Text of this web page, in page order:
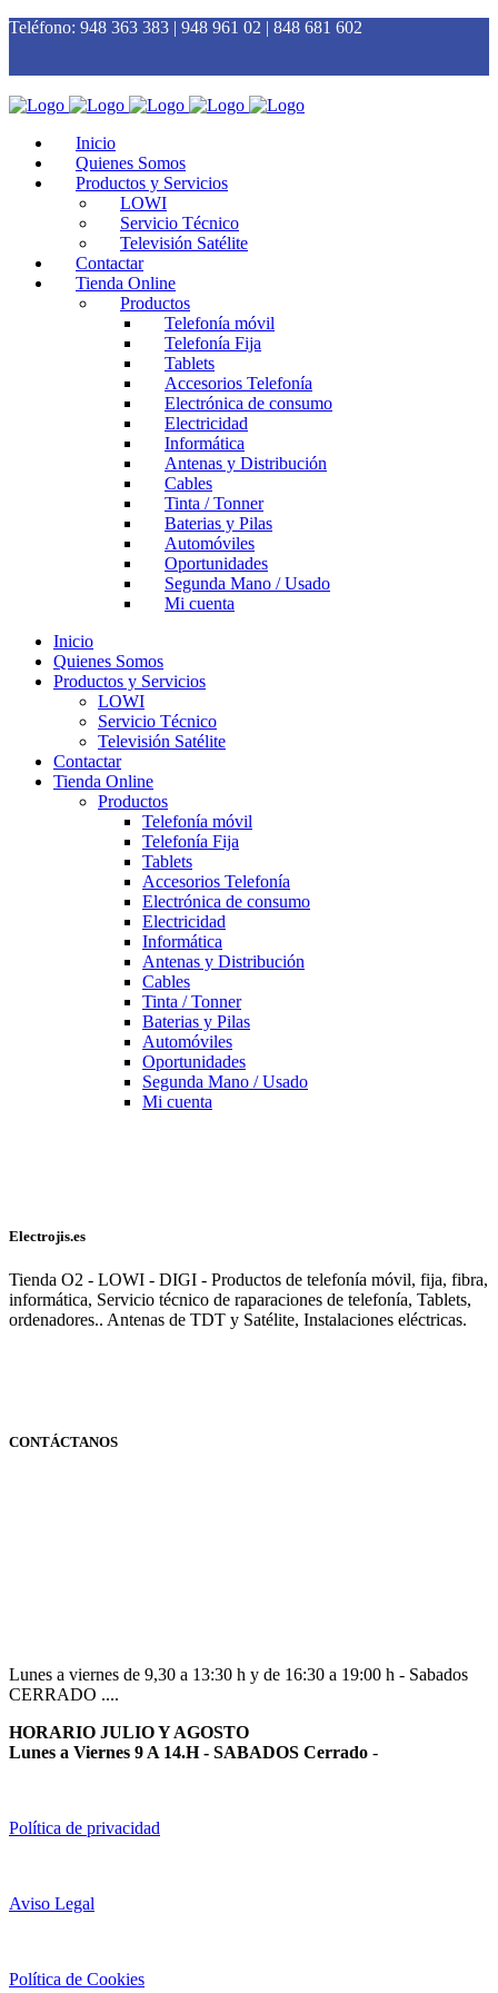
Teléfono: 948 363 383 | 948 961 02 | 848 681 602
Inicio
Quienes Somos
Productos y Servicios
LOWI
Servicio Técnico
Televisión Satélite
Contactar
Tienda Online
Productos
Telefonía móvil
Telefonía Fija
Tablets
Accesorios Telefonía
Electrónica de consumo
Electricidad
Informática
Antenas y Distribución
Cables
Tinta / Tonner
Baterias y Pilas
Automóviles
Oportunidades
Segunda Mano / Usado
Mi cuenta
Inicio
Quienes Somos
Productos y Servicios
LOWI
Servicio Técnico
Televisión Satélite
Contactar
Tienda Online
Productos
Telefonía móvil
Telefonía Fija
Tablets
Accesorios Telefonía
Electrónica de consumo
Electricidad
Informática
Antenas y Distribución
Cables
Tinta / Tonner
Baterias y Pilas
Automóviles
Oportunidades
Segunda Mano / Usado
Mi cuenta
Electrojis.es
Tienda O2 - LOWI - DIGI - Productos de telefonía móvil, fija, fibra,
informática, Servicio técnico de raparaciones de telefonía, Tablets,
ordenadores.. Antenas de TDT y Satélite, Instalaciones eléctricas.
CONTÁCTANOS
Lunes a viernes de 9,30 a 13:30 h y de 16:30 a 19:00 h - Sabados
CERRADO ....
HORARIO JULIO Y AGOSTO
Lunes a Viernes 9 A 14.H - SABADOS Cerrado -
Política de privacidad
Aviso Legal
Política de Cookies